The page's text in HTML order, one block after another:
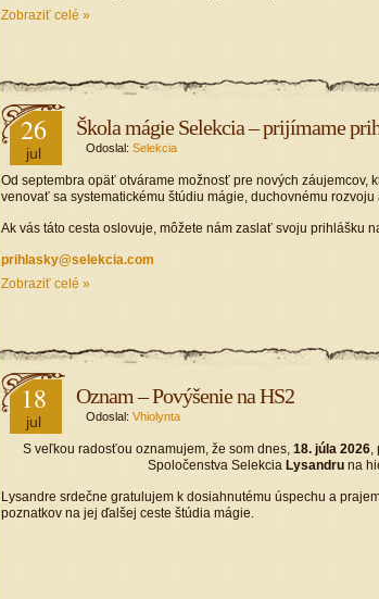
Zobraziť celé »
26
jul
Škola mágie Selekcia – prijímame
Odoslal: Selekcia
Od septembra opäť otvárame možnosť pre nových záujemcov,
venovať sa systematickému štúdiu mágie, duchovnému rozvoju
Ak vás táto cesta oslovuje, môžete nám zaslať svoju prihlášku
prihlasky@selekcia.com
Zobraziť celé »
18
jul
Oznam – Povýšenie na HS2
Odoslal: Vhiolynta
S veľkou radosťou oznamujem, že som dnes, 18. júla 2026,
Spoločenstva Selekcia Lysandru na
Lysandre srdečne gratulujem k dosiahnutému úspechu a
poznatkov na jej ďalšej ceste štúdia mágie.